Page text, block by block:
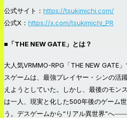
公式サイト： https://tsukimichi.com/
公式X： https://x.com/tsukimichi_PR
■「THE NEW GATE」とは？
大人気VRMMO-RPG「THE NEW GATE
スゲームは、最強プレイヤー・シンの活
えようとしていた。しかし、最後のモン
は一人、現実と化した500年後のゲーム
う。デスゲームから“リアル異世界”へ